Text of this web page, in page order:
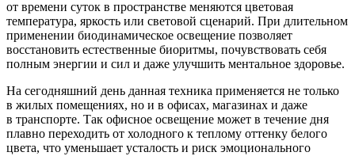
от времени суток в пространстве меняются цветовая
температура, яркость или световой сценарий. При длительном
применении биодинамическое освещение позволяет
восстановить естественные биоритмы, почувствовать себя
полным энергии и сил и даже улучшить ментальное здоровье.
На сегодняшний день данная техника применяется не только
в жилых помещениях, но и в офисах, магазинах и даже
в транспорте. Так офисное освещение может в течение дня
плавно переходить от холодного к теплому оттенку белого
цвета, что уменьшает усталость и риск эмоционального